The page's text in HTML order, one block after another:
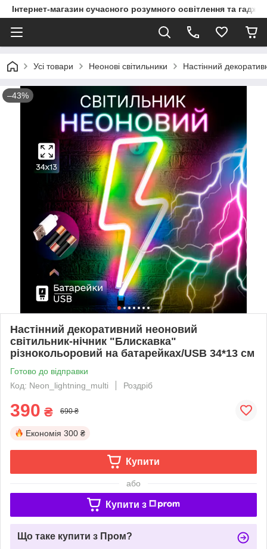
Інтернет-магазин сучасного розумного освітлення та
Усі товари Неонові світильники Настінний
–43%
Настінний декоративний неоновий
світильник-нічник "Блискавка"
різнокольоровий на батарейках/USB 34*13 см
Готово до відправки
Код: Neon_lightning_multi
Роздріб
390 ₴ 690 ₴
Економія 300 ₴
Купити
або
Купити з
Що таке купити з Пром?